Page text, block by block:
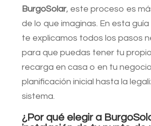
BurgoSolar, este proceso es
de lo que imaginas. En esta
te explicamos todos los pasos
para que puedas tener tu
recarga en casa o en tu
planificación inicial hasta la
sistema.
¿Por qué elegir a